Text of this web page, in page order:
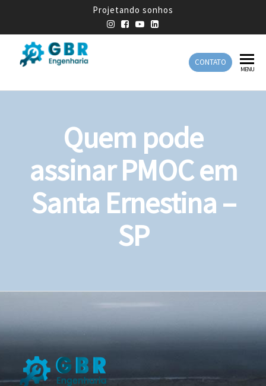
Projetando sonhos
Engenharia
Engenharia
CONTATO
MENU
Quem pode
assinar PMOC em
Santa Ernestina –
SP